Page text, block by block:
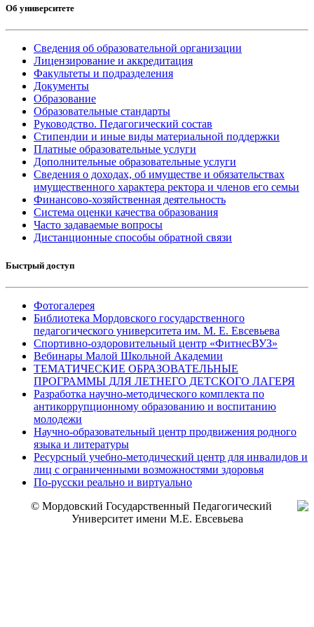
Об университете
Сведения об образовательной организации
Лицензирование и аккредитация
Факультеты и подразделения
Документы
Образование
Образовательные стандарты
Руководство. Педагогический состав
Стипендии и иные виды материальной поддержки
Платные образовательные услуги
Дополнительные образовательные услуги
Сведения о доходах, об имуществе и обязательствах
имущественного характера ректора и членов его семьи
Финансово-хозяйственная деятельность
Система оценки качества образования
Часто задаваемые вопросы
Дистанционные способы обратной связи
Быстрый доступ
Фотогалерея
Библиотека Мордовского государственного
педагогического университета им. М. Е. Евсевьева
Спортивно-оздоровительный центр «ФитнесВУЗ»
Вебинары Малой Школьной Академии
ТЕМАТИЧЕСКИЕ ОБРАЗОВАТЕЛЬНЫЕ
ПРОГРАММЫ ДЛЯ ЛЕТНЕГО ДЕТСКОГО ЛАГЕРЯ
Разработка научно-методического комплекта по
антикоррупционному образованию и воспитанию
молодежи
Научно-образовательный центр продвижения родного
языка и литературы
Ресурсный учебно-методический центр для инвалидов и
лиц с ограниченными возможностями здоровья
По-русски реально и виртуально
© Мордовский Государственный Педагогический
Университет имени М.Е. Евсевьева